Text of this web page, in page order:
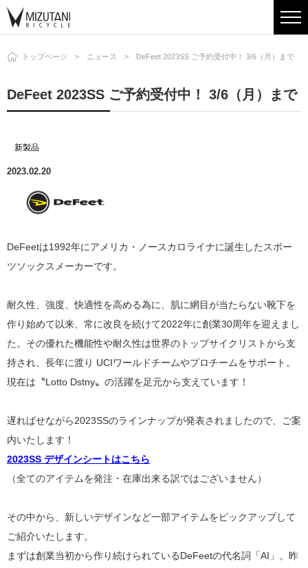
トップページ ニュース DeFeet 2023SS ご予約受付中！ 3/6（月）まで
DeFeet 2023SS ご予約受付中！ 3/6（月）まで
新製品
2023.02.20
DeFeetは1992年にアメリカ・ノースカロライナに誕生したスポー
ツソックスメーカーです。
耐久性、強度、快適性を高める為に、肌に網目が当たらない靴下を
作り始めて以来、常に改良を続けて2022年に創業30周年を迎えまし
た。その優れた機能性や耐久性は世界のトップサイクリストから支
持され、長年に渡り UCIワールドチームやプロチームをサポート。
現在は〝Lotto Dstny〟の活躍を足元から支えています！
遅ればせながら2023SSのラインナップが発表されましたので、ご案
内いたします！
2023SS デザインシートはこちら
（全てのアイテムを発注・在庫出来る訳ではございません）
その中から、新しいデザインなど一部アイテムをピックアップして
ご紹介いたします。
まずは創業当初から作り続けられているDeFeetの代名詞「AI」。昨